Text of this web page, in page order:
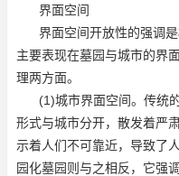
界面空间
界面空间开放性的强调
主要表现在墓园与城市的界
理两方面。
(1)城市界面空间。传统
形式与城市分开，散发着严
示着人们不可靠近，导致了
园化墓园则与之相反，它强